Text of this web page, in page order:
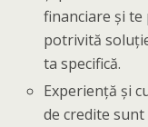
financiare și te
potrivită
ta specifică.
Experiență și
de credite